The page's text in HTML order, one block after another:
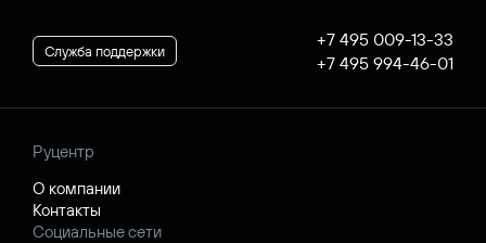
Служба поддержки
+7 495 009-13-33
+7 495 994-46-01
Руцентр
О компании
Контакты
Социальные сети